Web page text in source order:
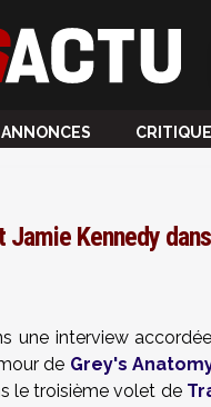
Kennedy
une interview
de Grey's
le troisième volet de